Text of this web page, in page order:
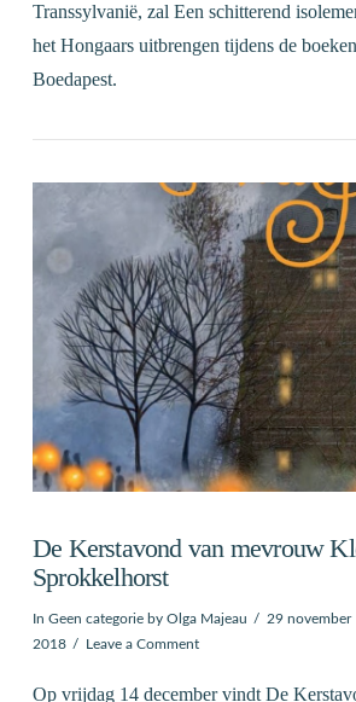
VIEW POST
Transsylvanië, zal Een schitterend
het Hongaars uitbrengen tijdens de
Boedapest.
De Kerstavond van mevrouw
Sprokkelhorst
In Geen categorieby Olga Majeau
29 november
2018
Leave a Comment
Op vrijdag 14 december vindt De